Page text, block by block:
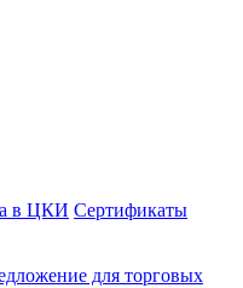
в ЦКИ Сертификаты
для торговых